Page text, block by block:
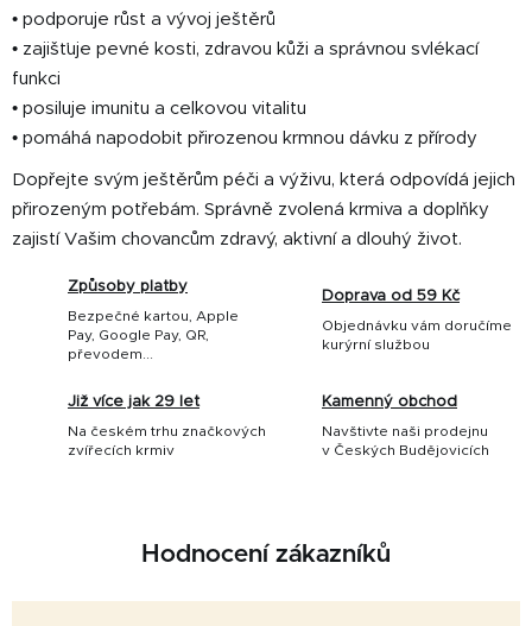
• podporuje růst a vývoj ještěrů
• zajišťuje pevné kosti, zdravou kůži a správnou svlékací
funkci
• posiluje imunitu a celkovou vitalitu
• pomáhá napodobit přirozenou krmnou dávku z přírody
Dopřejte svým ještěrům péči a výživu, která odpovídá jejich
přirozeným potřebám. Správně zvolená krmiva a doplňky
zajistí Vašim chovancům zdravý, aktivní a dlouhý život.
Způsoby platby
Bezpečné kartou, Apple
Pay, Google Pay, QR,
převodem...
Doprava od 59 Kč
Objednávku vám doručíme
kurýrní službou
Již více jak 29 let
Na českém trhu značkových
zvířecích krmiv
Kamenný obchod
Navštivte naši prodejnu
v Českých Budějovicích
Hodnocení zákazníků